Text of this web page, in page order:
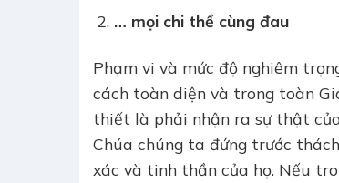
… mọi chi thể cùng đau
Phạm vi và mức độ nghiêm
cách toàn diện và trong toàn
thiết là phải nhận ra sự thật
Chúa chúng ta đứng trước
xác và tinh thần của họ. Nếu